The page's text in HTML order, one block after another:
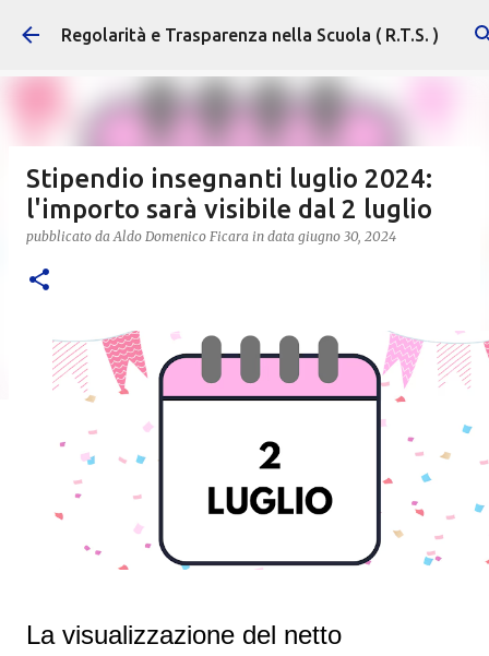
Passa ai contenuti principali
Regolarità e Trasparenza nella Scuola ( R.T.S. )
Stipendio insegnanti luglio 2024:
l'importo sarà visibile dal 2 luglio
pubblicato daAldo Domenico Ficara in data giugno 30, 2024
La visualizzazione del netto